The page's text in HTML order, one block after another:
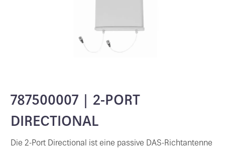
787500007 | 2-PORT
DIRECTIONAL
Die 2-Port Directional ist eine passive DAS-Richtantenne